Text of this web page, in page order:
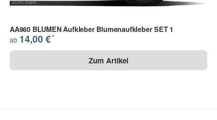
AA980 BLUMEN Aufkleber Blumenaufkleber SET 1
ab 14,00 €*
Zum Artikel